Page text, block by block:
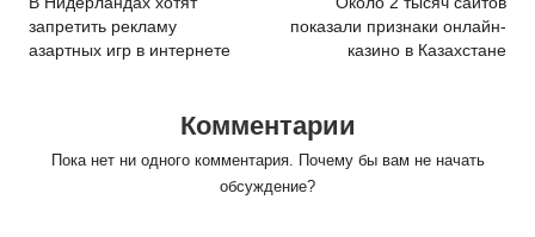
navigation
запретить рекламу
азартных игр в интернете
показали признаки онлайн-
казино в Казахстане
Комментарии
Пока нет ни одного комментария. Почему бы вам не начать
обсуждение?